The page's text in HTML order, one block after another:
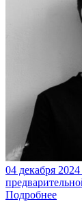
04 декабря
Подробнее